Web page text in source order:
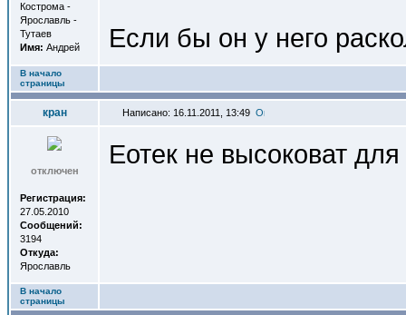
Кострома -
Ярославль -
Тутаев
Имя: Андрей Если бы он у него
В начало
страницы
кран Написано: 16.11.2011, 13:49
отключен
Регистрация:
27.05.2010
Сообщений:
3194
Откуда:
Ярославль
Еотек не высоковат
В начало
страницы